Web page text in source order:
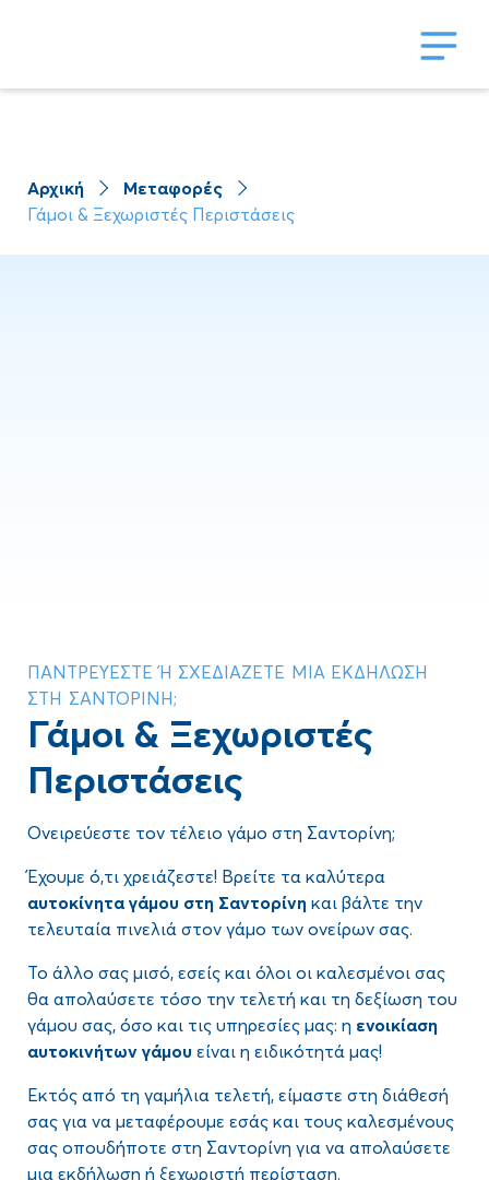
Αρχική
Μεταφορές
Γάμοι & Ξεχωριστές Περιστάσεις
ΠΑΝΤΡΕΎΕΣΤΕ Ή ΣΧΕΔΙΆΖΕΤΕ ΜΙΑ ΕΚΔΉΛΩΣΗ Σ
ΤΗ ΣΑΝΤΟΡΊΝΗ;
Γάμοι & Ξεχωριστές
Περιστάσεις
Ονειρεύεστε τον τέλειο γάμο στη Σαντορίνη;
Έχουμε ό,τι χρειάζεστε! Βρείτε τα καλύτερα
αυτοκίνητα γάμου στη Σαντορίνη και βάλτε την
τελευταία πινελιά στον γάμο των ονείρων σας.
Το άλλο σας μισό, εσείς και όλοι οι καλεσμένοι σας
θα απολαύσετε τόσο την τελετή και τη δεξίωση του
γάμου σας, όσο και τις υπηρεσίες μας: η ενοικίαση
αυτοκινήτων γάμου είναι η ειδικότητά μας!
Εκτός από τη γαμήλια τελετή, είμαστε στη διάθεσή
σας για να μεταφέρουμε εσάς και τους καλεσμένους
σας οπουδήποτε στη Σαντορίνη για να απολαύσετε
μια εκδήλωση ή ξεχωριστή περίσταση.